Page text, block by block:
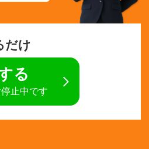
だけ
る
止中です